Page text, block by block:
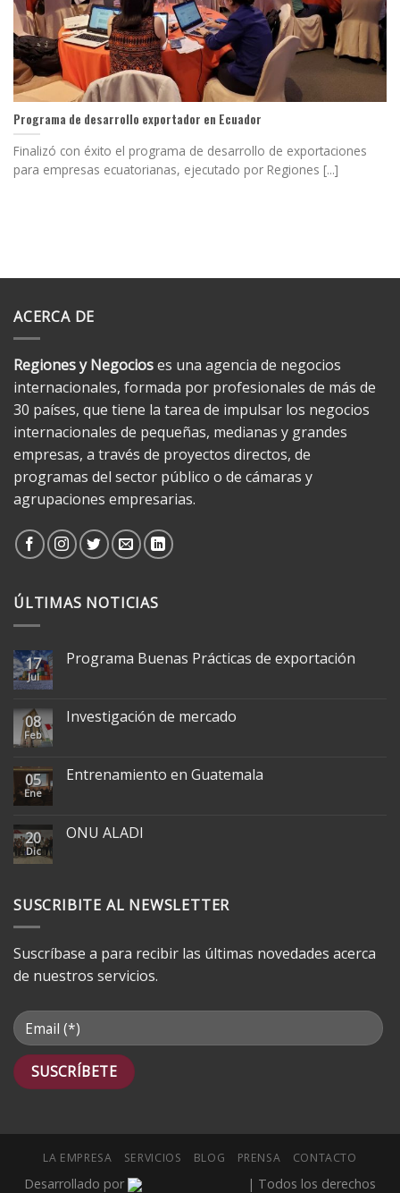
Programa de desarrollo exportador en Ecuador
Finalizó con éxito el programa de desarrollo de exportaciones
para empresas ecuatorianas, ejecutado por Regiones [...]
ACERCA DE
Regiones y Negocioses una agencia de negocios
internacionales, formada por profesionales de más de
30 países, que tiene la tarea de impulsar los negocios
internacionales de pequeñas, medianas y grandes
empresas, a través de proyectos directos, de
programas del sector público o de cámaras y
agrupaciones empresarias.
ÚLTIMAS NOTICIAS
17
Jul
Programa Buenas Prácticas de exportación
08
Feb
Investigación de mercado
05
Ene
Entrenamiento en Guatemala
20
Dic
ONU ALADI
SUSCRIBITE AL NEWSLETTER
Suscríbase a para recibir las últimas novedades acerca
de nuestros servicios.
LA EMPRESA SERVICIOS BLOG PRENSA CONTACTO
Desarrollado por | Todos los derechos